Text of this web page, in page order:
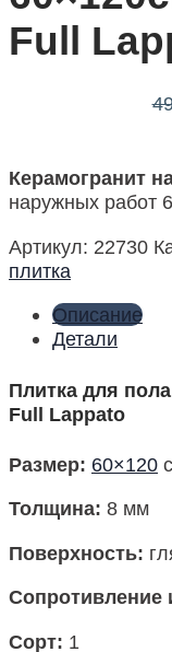
Full
Керамогранит
наружных работ
Артикул: 22730
плитка
Описание
Детали
Плитка для
Full Lappato
Размер: 60×120
Толщина: 8 мм
Поверхность:
Сопротивление
Сорт: 1